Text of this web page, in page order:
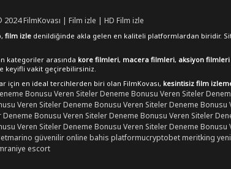
2024FilmKovası | Film izle | HD Film izle
film izle denildiğinde akla gelen en kaliteli platformlardan biridir.
kategoriler arasında kore filmleri, macera filmleri, aksiyon filmleri
keyifli vakit geçirebilirsiniz.
için en ideal tercihlerden biri olan FilmKovası, kesintisiz film
Bonusu Veren SitelerDeneme Bonusu Veren Siteler
Veren SitelerDeneme Bonusu Veren SitelerDeneme Bonusu
Deneme Bonusu Veren SitelerDeneme Bonusu Veren Siteler
Veren SitelerDeneme Bonusu Veren SitelerDeneme Bonusu
güvenilir online bahis platformucryptobetmeritking
escort